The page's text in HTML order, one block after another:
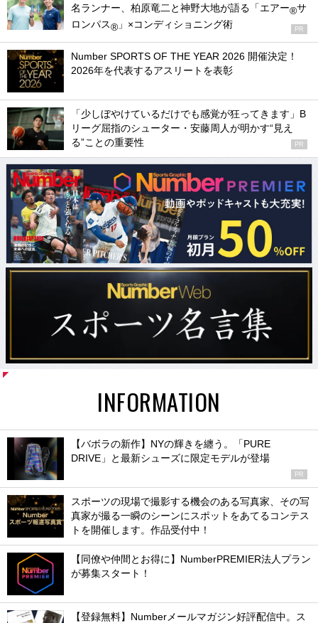
名ランナー、柏原竜二と神野大地が語る「エアー®サ
ロンパス® 」×コンディショニング術 PR
Number SPORTS OF THE YEAR 2026 開催決定！
2026年を代表するアスリートを表彰
「少しぼやけているだけでも感覚が狂ってきます」B
リーグ屈指のシューター・安藤周人が明かす“見え
る”ことの重要性
PR
INFORMATION
【バボラの新作】NYの輝きを纏う。「PURE
DRIVE」と最新シューズに限定モデルが登場
PR
スポーツの現場で撮影する機会のある写真家、その写
真家が撮る一瞬のシーンにスポットをあてるコンテス
トを開催します。作品受付中！
【同僚や仲間とお得に】NumberPREMIER法人プラン
が募集スタート！
【登録無料】Numberメールマガジン好評配信中。ス